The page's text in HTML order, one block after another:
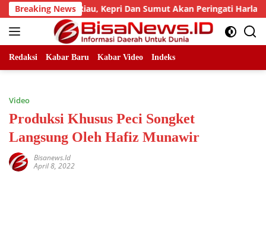
Skip
to
content
Breaking News
LLMB Riau, Kepri Dan Sumut Akan Peringati Harlah Ke-25
Redaksi Kabar Baru Kabar Video Indeks
Video
Produksi Khusus Peci Songket
Langsung Oleh Hafiz Munawir
Bisanews.id
April 8, 2022